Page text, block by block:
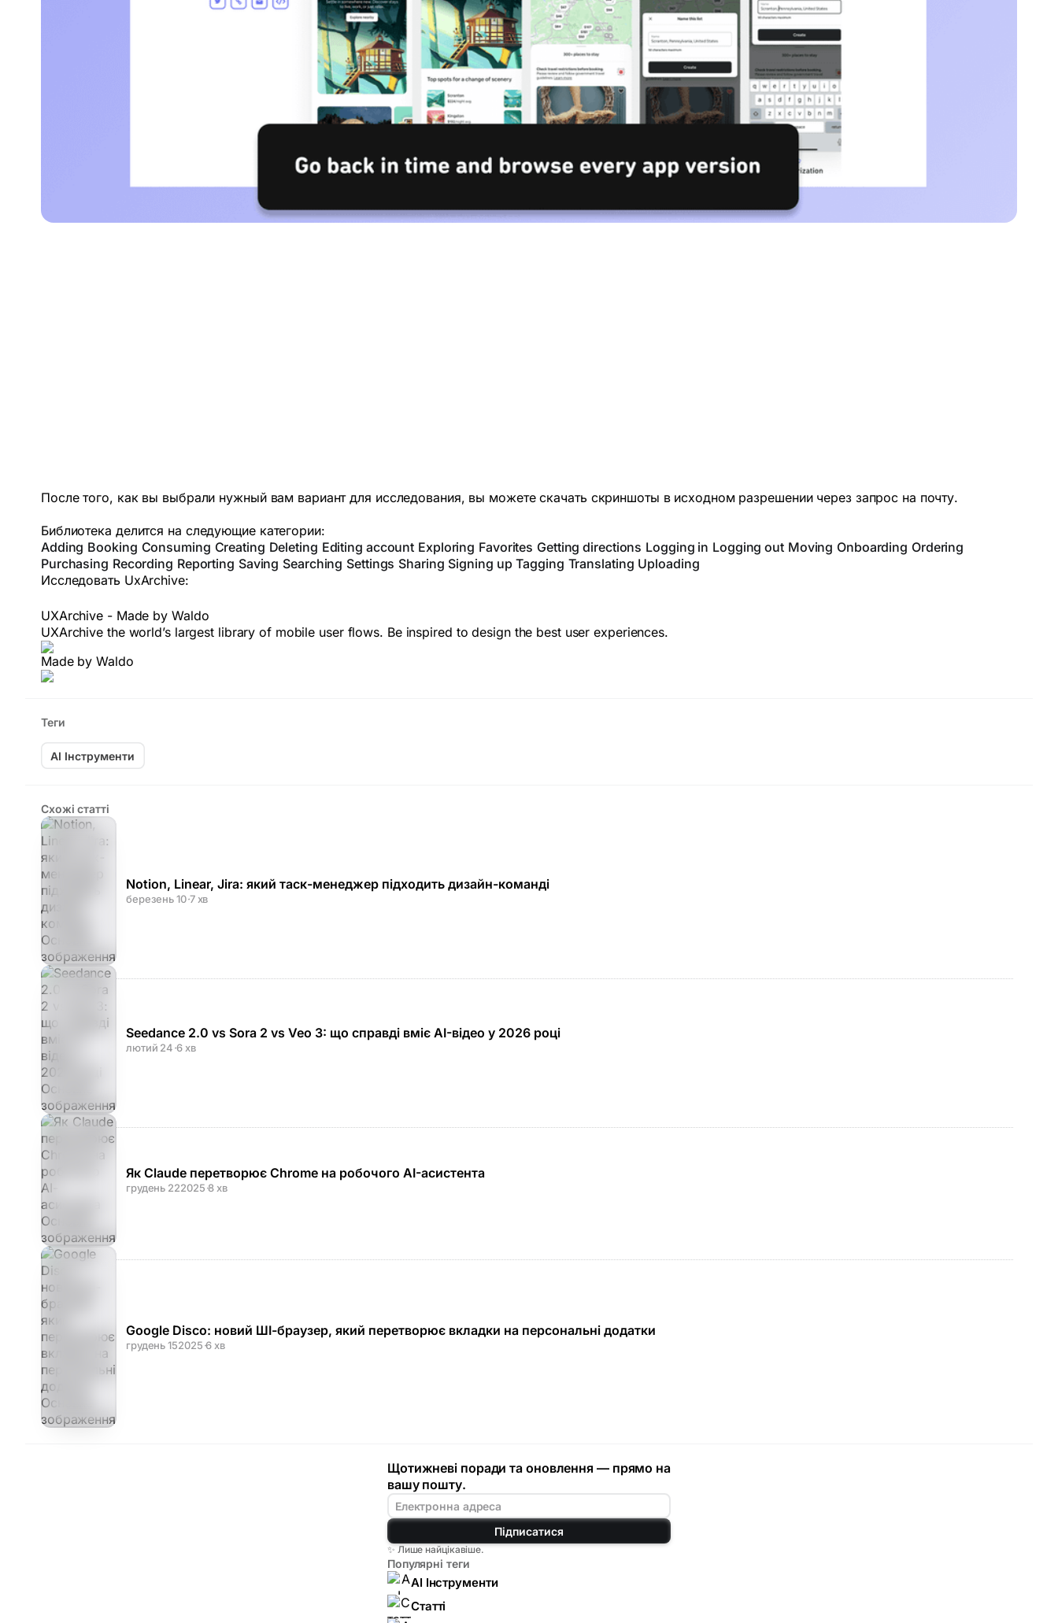
После того, как вы выбрали нужный вам вариант для исследования, вы можете скачать скриншоты в исходном разрешении через запрос на почту.
Библиотека делится на следующие категории:
Adding Booking Consuming Creating Deleting Editing account Exploring Favorites Getting directions Logging in Logging out Moving Onboarding Ordering
Purchasing Recording Reporting Saving Searching Settings Sharing Signing up Tagging Translating Uploading
Исследовать UxArchive:
UXArchive - Made by Waldo
UXArchive the world’s largest library of mobile user flows. Be inspired to design the best user experiences.
Made by Waldo
Теги
AI Інструменти
Схожі статті
Notion, Linear, Jira: який таск-менеджер підходить дизайн-команді
березень 10·7 хв
Seedance 2.0 vs Sora 2 vs Veo 3: що справді вміє AI-відео у 2026 році
лютий 24·6 хв
Як Claude перетворює Chrome на робочого AI-асистента
грудень 222025·8 хв
Google Disco: новий ШІ-браузер, який перетворює вкладки на персональні додатки
грудень 152025·6 хв
Щотижневі поради та оновлення — прямо на
вашу пошту.
Підписатися
✨ Лише найцікавіше.
Популярні теги
AI Інструменти
Статті